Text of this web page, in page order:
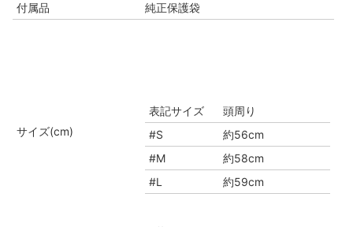
付属品
純正保護袋
サイズ(cm)
表記サイズ
頭周り
#S
約56cm
#M
約58cm
#L
約59cm